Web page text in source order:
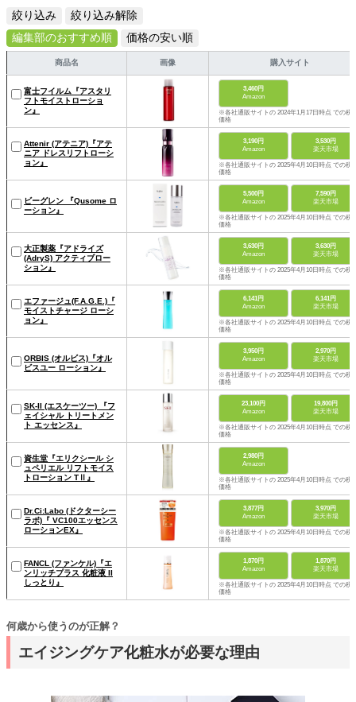
絞り込み
絞り込み解除
編集部のおすすめ順
価格の安い順
商品名 画像 購入サイト
富士フイルム『アスタリ
フトモイストローショ
ン』
3,460円
Amazon
※各社通販サイトの 2024年1月17日時点 での税
価格
Attenir (アテニア)『アテ
ニア ドレスリフトローシ
ョン』
3,190円
Amazon
3,530円
楽天市場
※各社通販サイトの 2025年4月10日時点 での税
価格
ビーグレン 『Qusome ロ
ーション』
5,500円
Amazon
7,590円
楽天市場
※各社通販サイトの 2025年4月10日時点 での税
価格
大正製薬『アドライズ
(AdryS) アクティブロー
ション』
3,630円
Amazon
3,630円
楽天市場
※各社通販サイトの 2025年4月10日時点 での税
価格
エファージュ(F.A.G.E.)『
モイストチャージ ローシ
ョン』
6,141円
Amazon
6,141円
楽天市場
※各社通販サイトの 2025年4月10日時点 での税
価格
ORBIS (オルビス)『オル
ビスユー ローション』
3,950円
Amazon
2,970円
楽天市場
※各社通販サイトの 2025年4月10日時点 での税
価格
SK-II (エスケーツー) 『フ
ェイシャル トリートメン
ト エッセンス』
23,100円
Amazon
19,800円
楽天市場
※各社通販サイトの 2025年4月10日時点 での税
価格
資生堂『エリクシール シ
ュペリエル リフトモイス
トローション TⅡ』
2,980円
Amazon
※各社通販サイトの 2025年4月10日時点 での税
価格
Dr.Ci:Labo (ドクターシー
ラボ)『 VC100エッセンス
ローションEX』
3,877円
Amazon
3,970円
楽天市場
※各社通販サイトの 2025年4月10日時点 での税
価格
FANCL (ファンケル)『エ
ンリッチプラス 化粧液 II
しっとり』
1,870円
Amazon
1,870円
楽天市場
※各社通販サイトの 2025年4月10日時点 での税
価格
エイジングケア化粧水が必要な理由
何歳から使うのが正解？